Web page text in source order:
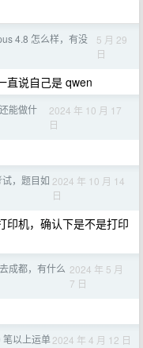
4.8 怎么样，有没
5 月 29
日
直说自己是 qwen
能做什
2024 年 10 月 17
日
，题目如 2024 年 10 月 14
日
印机，确认下是不是打印
成都，有什么 2024 年 5 月
7 日
以上运单2024 年 4 月 12 日